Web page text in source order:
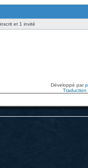
et 1 invité
Développé par
Traduction